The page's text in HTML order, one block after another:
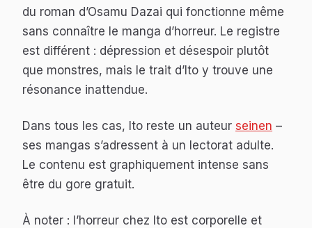
du roman d’Osamu Dazai qui fonctionne même
sans connaître le manga d’horreur. Le registre
est différent : dépression et désespoir plutôt
que monstres, mais le trait d’Ito y trouve une
résonance inattendue.
Dans tous les cas, Ito reste un auteur seinen –
ses mangas s’adressent à un lectorat adulte.
Le contenu est graphiquement intense sans
être du gore gratuit.
À noter : l’horreur chez Ito est corporelle et